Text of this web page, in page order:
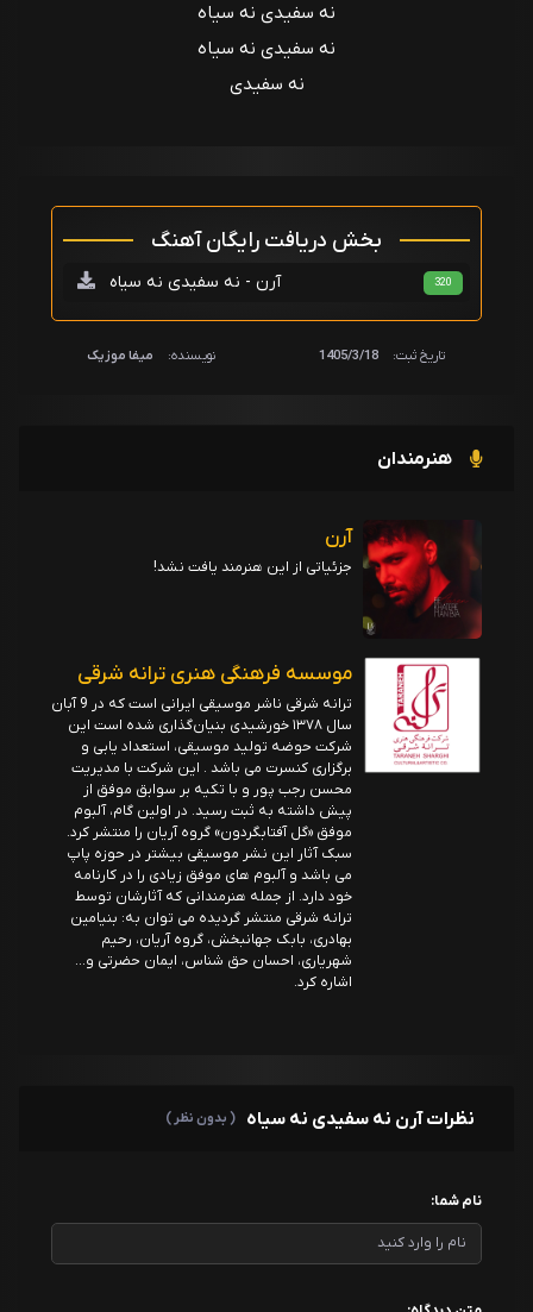
نه سفیدی نه سیاه
نه سفیدی نه سیاه
نه سفیدی
بخش دریافت رایگان آهنگ
آرن - نه سفیدی نه سیاه 320
تاریخ ثبت: 1405/3/18 نویسنده: میفا موزیک
هنرمندان
آرن
جزئیاتی از این هنرمند یافت نشد!
موسسه فرهنگی هنری ترانه شرقی
ترانه شرقی ناشر موسیقی ایرانی است که در 9 آبان
سال ۱۳۷۸ خورشیدی بنیان‌گذاری شده است این
شرکت حوضه تولید موسیقی، استعداد یابی و
برگزاری کنسرت می باشد . این شرکت با مدیریت
محسن رجب پور و با تکیه بر سوابق موفق از
پیش داشته به ثبت رسید. در اولین گام، آلبوم
موفق «گل آفتابگردون» گروه آریان را منتشر کرد.
سبک آثار این نشر موسیقی بیشتر در حوزه پاپ
می باشد و آلبوم های موفق زیادی را در کارنامه
خود دارد. از جمله هنرمندانی که آثارشان توسط
ترانه شرقی منتشر گردیده می توان به: بنیامین
بهادری، بابک جهانبخش، گروه آریان، رحیم
شهریاری، احسان حق شناس، ایمان حضرتی و...
اشاره کرد.
نظرات آرن نه سفیدی نه سیاه ( بدون نظر )
نام شما: